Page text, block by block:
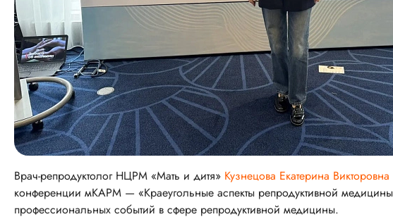
Врач-репродуктолог НЦРМ «Мать и дитя» Кузнецова Екатерина Викторовна
конференции мКАРМ — «Краеугольные аспекты репродуктивной
профессиональных событий в сфере репродуктивной медицины.